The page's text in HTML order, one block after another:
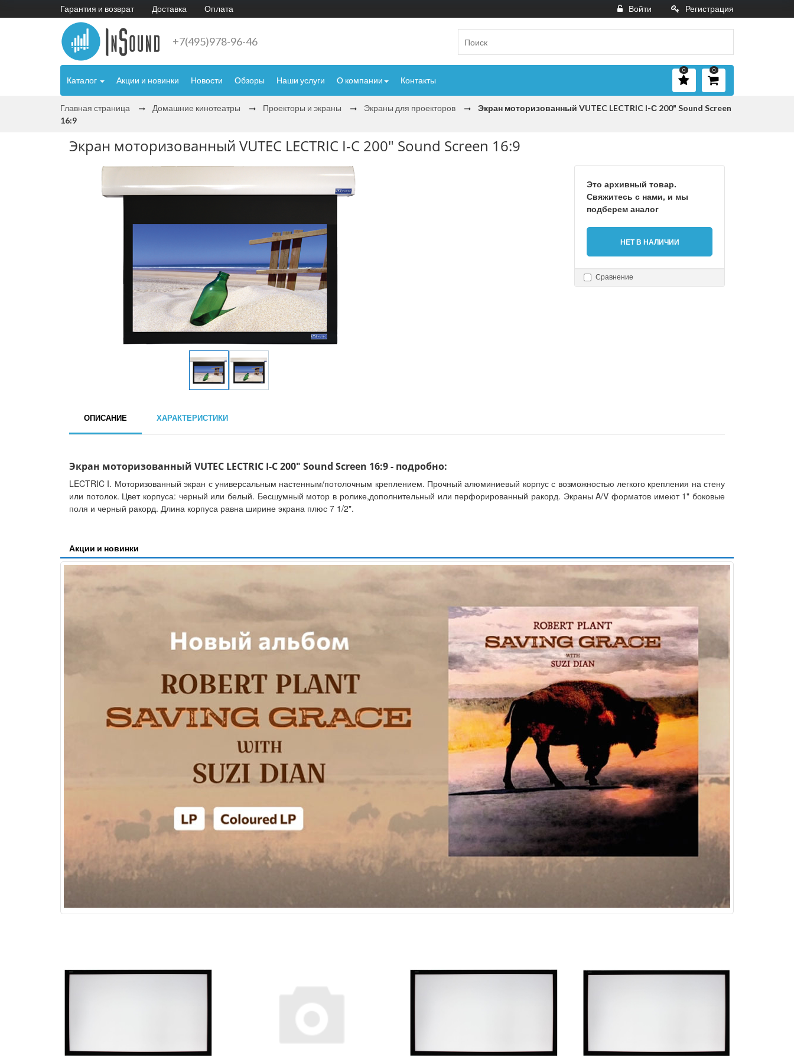
Гарантия и возврат Доставка Оплата Войти Регистрация
+7(495)978-96-46
Каталог Акции и новинки Новости Обзоры Наши услуги О компании Контакты
0
0
Главная страница Домашние кинотеатры Проекторы и экраны Экраны для проекторов
Экран моторизованный VUTEC LECTRIC I-С 200" Sound Screen
16:9
Экран моторизованный VUTEC LECTRIC I-С 200" Sound Screen 16:9
Это архивный товар.
Свяжитесь с нами, и мы
подберем аналог
НЕТ В НАЛИЧИИ
Сравнение
ОПИСАНИЕ ХАРАКТЕРИСТИКИ
Экран моторизованный VUTEC LECTRIC I-С 200" Sound Screen 16:9 - подробно:
LECTRIC I. Моторизованный экран с универсальным настенным/потолочным креплением. Прочный алюминиевый корпус с возможностью легкого крепления на стену
или потолок. Цвет корпуса: черный или белый. Бесшумный мотор в ролике,дополнительный или перфорированный ракорд. Экраны A/V форматов имеют 1" боковые
поля и черный ракорд. Длина корпуса равна ширине экрана плюс 7 1/2".
Акции и новинки